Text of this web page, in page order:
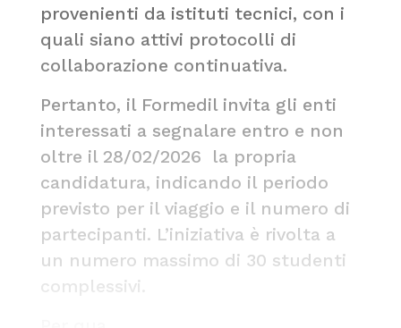
provenienti da istituti tecnici, con i
quali siano attivi protocolli di
collaborazione continuativa.
Pertanto, il Formedil invita gli enti
interessati a segnalare entro e non
oltre il 28/02/2026 la propria
candidatura, indicando il periodo
previsto per il viaggio e il numero di
partecipanti. L’iniziativa è rivolta a
un numero massimo di 30 studenti
complessivi.